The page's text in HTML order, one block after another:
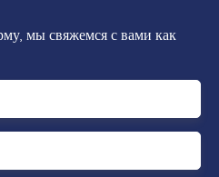
мы свяжемся с вами как